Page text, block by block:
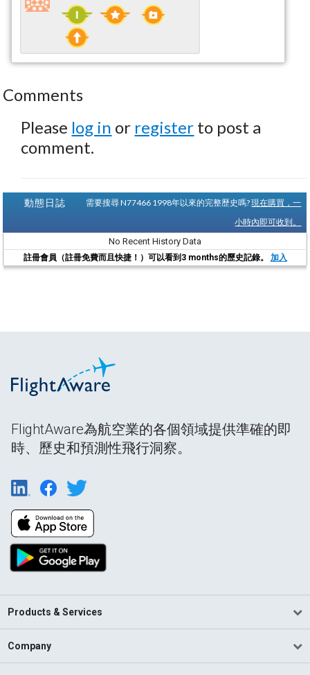
Comments
Please log in or register to post a
comment.
動態日誌 需要搜尋 N77466 1998年以來的完整歷史嗎?現在購買，一
小時內即可收到。
No Recent History Data
註冊會員（註冊免費而且快捷！）可以看到3 months的歷史記錄。 加入
FlightAware為航空業的各個領域提供準確的即
時、歷史和預測性飛行洞察。
Products & Services
Company